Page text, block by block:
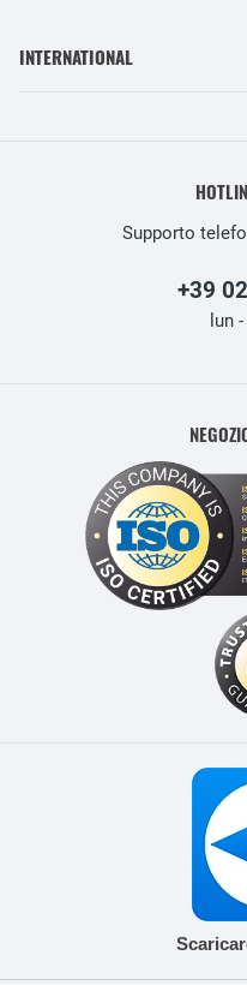
INTERNATIONAL
Supporto
+39
lun